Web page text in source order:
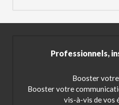
Professionnels,
Booster
Booster votre
vis-à-vis de vos